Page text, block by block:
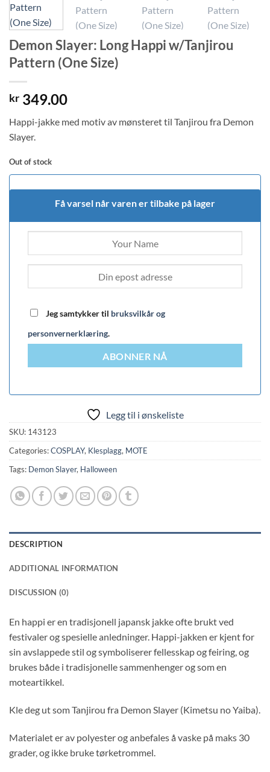
Demon Slayer: Long Happi w/Tanjirou
Pattern (One Size)
kr 349.00
Happi-jakke med motiv av mønsteret til Tanjirou fra Demon
Slayer.
Out of stock
Få varsel når varen er tilbake på lager
Jeg samtykker til bruksvilkår og
personvernerklæring.
ABONNER NÅ
Legg til i ønskeliste
SKU: 143123
Categories:COSPLAY, Klesplagg, MOTE
Tags: Demon Slayer, Halloween
DESCRIPTION
ADDITIONAL INFORMATION
DISCUSSION (0)
En happi er en tradisjonell japansk jakke ofte brukt ved
festivaler og spesielle anledninger. Happi-jakken er kjent for
sin avslappede stil og symboliserer fellesskap og feiring, og
brukes både i tradisjonelle sammenhenger og som en
moteartikkel.
Kle deg ut som Tanjirou fra Demon Slayer (Kimetsu no Yaiba).
Materialet er av polyester og anbefales å vaske på maks 30
grader, og ikke bruke tørketrommel.